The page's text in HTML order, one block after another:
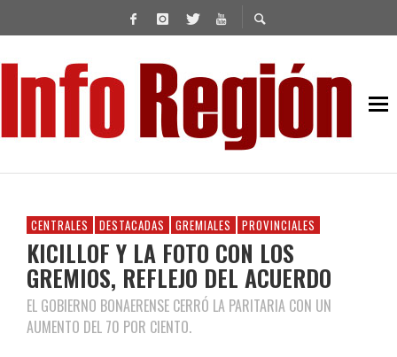
CENTRALES DESTACADAS GREMIALES PROVINCIALES
KICILLOF Y LA FOTO CON LOS
GREMIOS, REFLEJO DEL ACUERDO
EL GOBIERNO BONAERENSE CERRÓ LA PARITARIA CON UN
AUMENTO DEL 70 POR CIENTO.